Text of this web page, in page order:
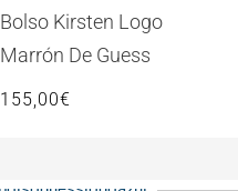
Bolso Kirsten Logo
Marrón De Guess
155,00€